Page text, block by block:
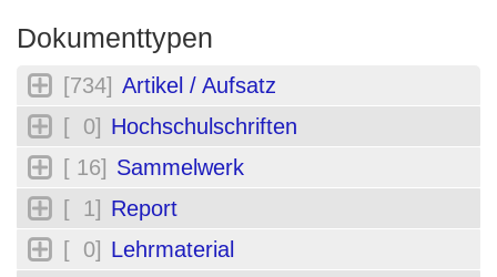
Dokumenttypen
[734] Artikel / Aufsatz
[ 0] Hochschulschriften
[ 16] Sammelwerk
[ 1] Report
[ 0] Lehrmaterial